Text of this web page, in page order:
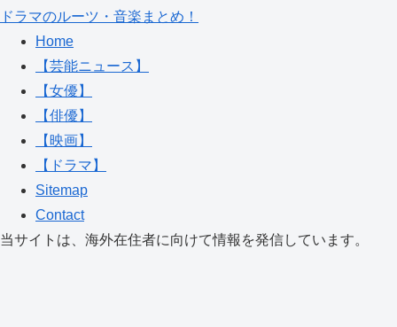
ドラマのルーツ・音楽まとめ！
Home
【芸能ニュース】
【女優】
【俳優】
【映画】
【ドラマ】
Sitemap
Contact
当サイトは、海外在住者に向けて情報を発信しています。